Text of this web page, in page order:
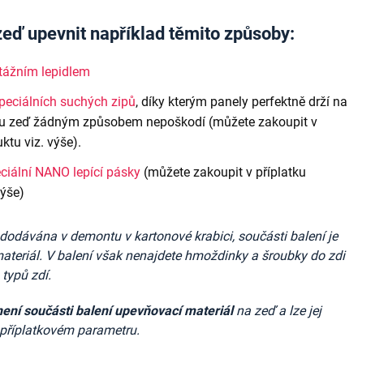
upevnit například těmito způsoby:
lepidlem
suchých zipů, díky kterým panely perfektně drží na
zeď žádným způsobem nepoškodí (můžete zakoupit v
viz. výše).
NANO lepící pásky (můžete zakoupit v příplatku
v demontu v kartonové krabici, součásti balení je
V balení však nenajdetehmoždinky a šroubky do zdi
zdí.
součásti balení upevňovací materiálna zeď a lze jej
parametru.